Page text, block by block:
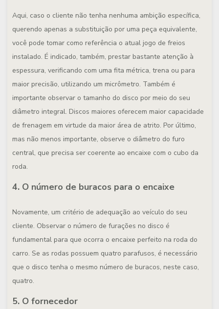
Aqui, caso o cliente não tenha nenhuma ambição específica,
querendo apenas a substituição por uma peça equivalente,
você pode tomar como referência o atual jogo de freios
instalado. É indicado, também, prestar bastante atenção à
espessura, verificando com uma fita métrica, trena ou para
maior precisão, utilizando um micrômetro. Também é
importante observar o tamanho do disco por meio do seu
diâmetro integral. Discos maiores oferecem maior capacidade
de frenagem em virtude da maior área de atrito. Por último,
mas não menos importante, observe o diâmetro do furo
central, que precisa ser coerente ao encaixe com o cubo da
roda.
4. O número de buracos para o encaixe
Novamente, um critério de adequação ao veículo do seu
cliente. Observar o número de furações no disco é
fundamental para que ocorra o encaixe perfeito na roda do
carro. Se as rodas possuem quatro parafusos, é necessário
que o disco tenha o mesmo número de buracos, neste caso,
quatro.
5. O fornecedor